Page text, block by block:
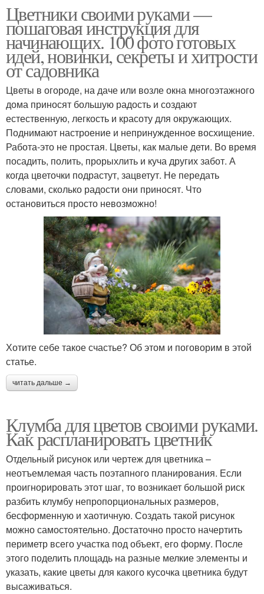
Цветники своими руками —
пошаговая инструкция для
начинающих. 100 фото готовых
идей, новинки, секреты и хитрости
от садовника
Цветы в огороде, на даче или возле окна многоэтажного
дома приносят большую радость и создают
естественную, легкость и красоту для окружающих.
Поднимают настроение и непринужденное восхищение.
Работа-это не простая. Цветы, как малые дети. Во время
посадить, полить, прорыхлить и куча других забот. А
когда цветочки подрастут, зацветут. Не передать
словами, сколько радости они приносят. Что
остановиться просто невозможно!
Хотите себе такое счастье? Об этом и поговорим в этой
статье.
читать дальше →
Клумба для цветов своими руками.
Как распланировать цветник
Отдельный рисунок или чертеж для цветника –
неотъемлемая часть поэтапного планирования. Если
проигнорировать этот шаг, то возникает большой риск
разбить клумбу непропорциональных размеров,
бесформенную и хаотичную. Создать такой рисунок
можно самостоятельно. Достаточно просто начертить
периметр всего участка под объект, его форму. После
этого поделить площадь на разные мелкие элементы и
указать, какие цветы для какого кусочка цветника будут
высаживаться.